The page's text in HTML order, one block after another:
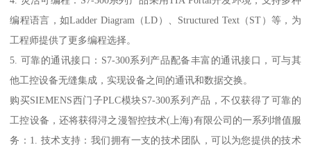
编程语言，如Ladder Diagram（LD）、Structured Text（ST）等，为
工程师提供了更多编程选择。
5. 可靠的通讯接口：S7-300系列产品配备丰富的通讯接口，可与其
他工控设备无缝集成，实现设备之间的通讯和数据交换。
购买SIEMENS西门子PLC模块S7-300系列产品，不仅获得了可靠的
工控设备，还将获得浔之漫智控技术(上海)有限公司的一系列增值服
务：1. 技术支持：我们拥有一支的技术团队，可以为您提供的技术